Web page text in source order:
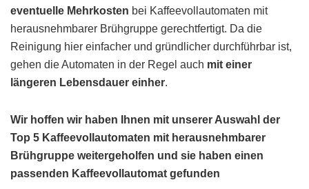
eventuelle Mehrkosten bei Kaffeevollautomaten mit
herausnehmbarer Brühgruppe gerechtfertigt. Da die
Reinigung hier einfacher und gründlicher durchführbar ist,
gehen die Automaten in der Regel auch mit einer
längeren Lebensdauer einher.
Wir hoffen wir haben Ihnen mit unserer Auswahl der
Top 5 Kaffeevollautomaten mit herausnehmbarer
Brühgruppe weitergeholfen und sie haben einen
passenden Kaffeevollautomat gefunden